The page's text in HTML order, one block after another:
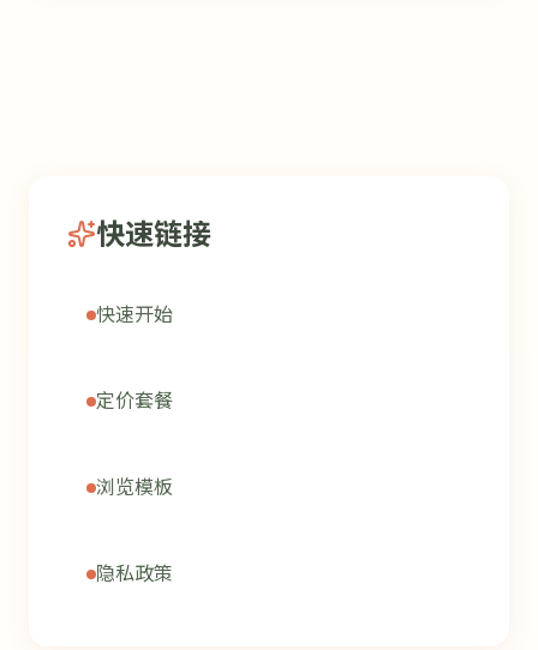
快速链接
快速开始
定价套餐
浏览模板
隐私政策